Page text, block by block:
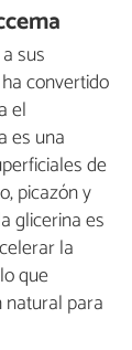
sus
convertido
el
es una
de
picazón y
glicerina es
la
que
natural para